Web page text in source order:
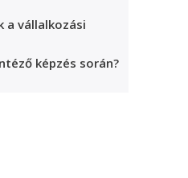
a vállalkozási
képzés során?